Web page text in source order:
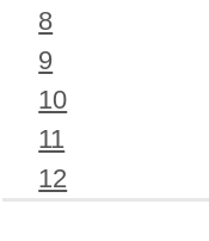
8
9
10
11
12